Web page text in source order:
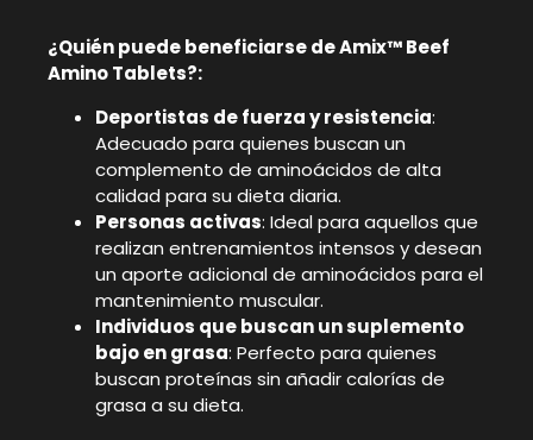
¿Quién puede beneficiarse de Amix™ Beef
Amino Tablets?:
Deportistas de fuerza y resistencia:
Adecuado para quienes buscan un
complemento de aminoácidos de alta
calidad para su dieta diaria.
Personas activas: Ideal para aquellos que
realizan entrenamientos intensos y desean
un aporte adicional de aminoácidos para el
mantenimiento muscular.
Individuos que buscan un suplemento
bajo en grasa: Perfecto para quienes
buscan proteínas sin añadir calorías de
grasa a su dieta.